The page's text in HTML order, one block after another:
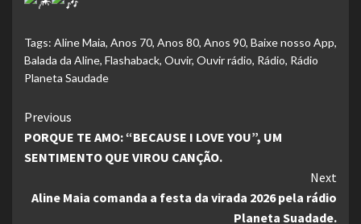
Tags: Aline Maia, Anos 70, Anos 80, Anos 90, Baixe nosso App,
Balada da Aline, Flashaback, Ouvir, Ouvir rádio, Rádio, Rádio
Planeta Saudade
Continue
Reading
Previous
PORQUE TE AMO: “BECAUSE I LOVE YOU”, UM
SENTIMENTO QUE VIROU CANÇÃO.
Next
Aline Maia comanda a festa da virada 2026 pela rádio
Planeta Suadade.